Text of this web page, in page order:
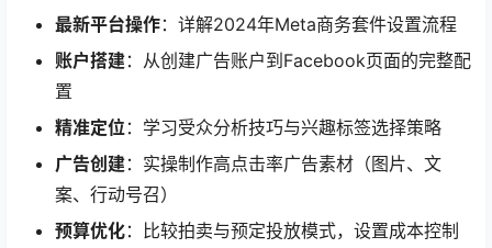
最新平台操作​：详解2024年Meta商务套件设置流程
账户搭建​：从创建广告账户到Facebook页面的完整配
置
精准定位​：学习受众分析技巧与兴趣标签选择策略
广告创建​：实操制作高点击率广告素材（图片、文
案、行动号召）
预算优化​：比较拍卖与预定投放模式，设置成本控制